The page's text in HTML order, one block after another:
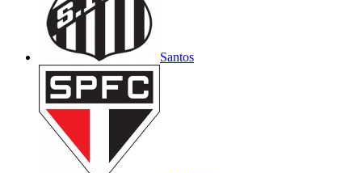
Santos